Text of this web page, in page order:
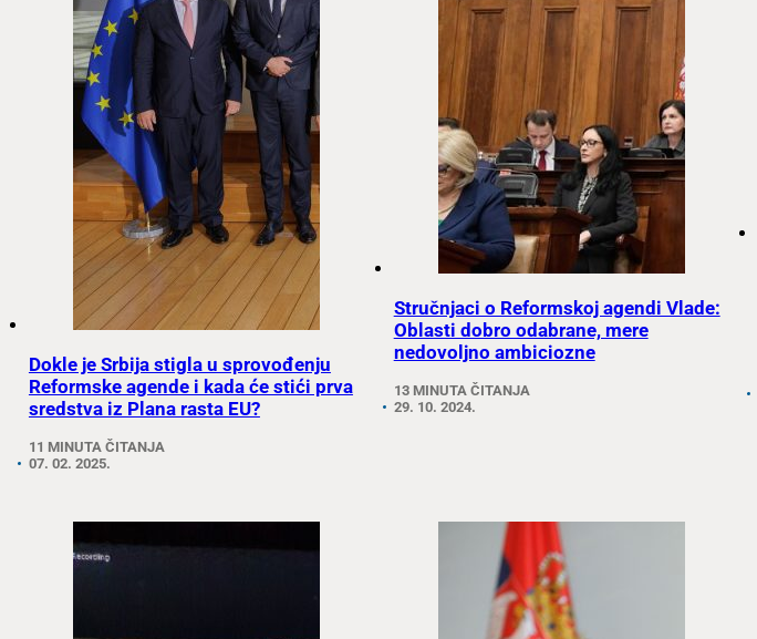
Dokle je Srbija stigla u sprovođenju
Reformske agende i kada će stići prva
sredstva iz Plana rasta EU?
11 MINUTA ČITANJA
07. 02. 2025.
Stručnjaci o Reformskoj agendi Vlade:
Oblasti dobro odabrane, mere
nedovoljno ambiciozne
13 MINUTA ČITANJA
29. 10. 2024.